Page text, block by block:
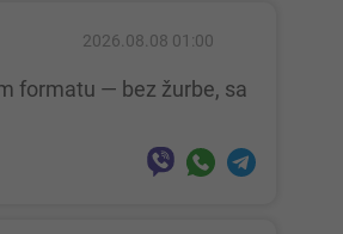
2026.08.08 01:00